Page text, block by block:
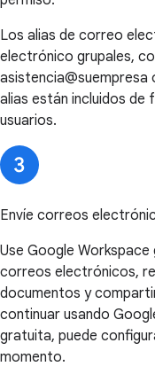
Los alias de correo
electrónico grupales,
alias están incluidos
usuarios.
Envíe correos
Use Google
correos electrónicos,
documentos y
continuar usando
gratuita, puede
momento.